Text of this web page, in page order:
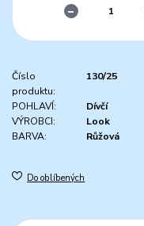
Číslo
produktu:
130/25
POHLAVÍ:
Dívčí
VÝROBCI:
Look
BARVA:
Růžová
Do oblíbených